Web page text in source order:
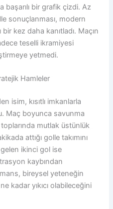
bir grafik çizdi. Az
sonuçlanması, modern
kez daha kanıtladı. Maçın
teselli ikramiyesi
yetmedi.
Hamleler
isim, kısıtlı imkanlarla
Maç boyunca savunma
toplarında mutlak üstünlük
attığı golle takımını
ikinci gol ise
kaybından
bireysel yeteneğin
kadar yıkıcı olabileceğini